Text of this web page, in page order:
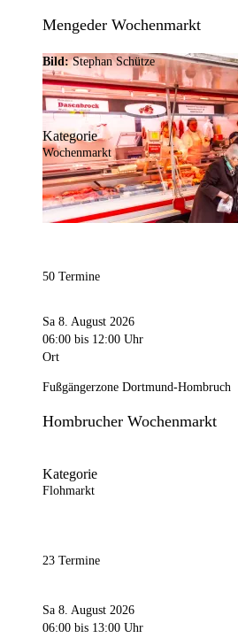
Mengeder Wochenmarkt
Bild:Stephan Schütze
Kategorie
Wochenmarkt
50 Termine
Sa 8. August 2026
06:00 bis 12:00 Uhr
Ort
Fußgängerzone Dortmund-Hombruch
Hombrucher Wochenmarkt
Kategorie
Flohmarkt
23 Termine
Sa 8. August 2026
06:00 bis 13:00 Uhr